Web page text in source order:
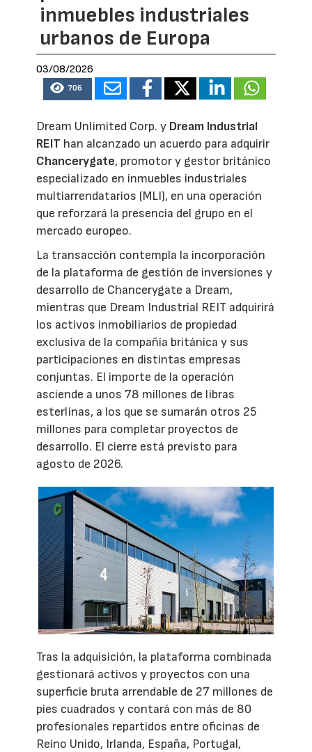
inmuebles industriales
urbanos de Europa
03/08/2026
706
Dream Unlimited Corp. y Dream Industrial
REIT han alcanzado un acuerdo para adquirir
Chancerygate, promotor y gestor británico
especializado en inmuebles industriales
multiarrendatarios (MLI), en una operación
que reforzará la presencia del grupo en el
mercado europeo.
La transacción contempla la incorporación
de la plataforma de gestión de inversiones y
desarrollo de Chancerygate a Dream,
mientras que Dream Industrial REIT adquirirá
los activos inmobiliarios de propiedad
exclusiva de la compañía británica y sus
participaciones en distintas empresas
conjuntas. El importe de la operación
asciende a unos 78 millones de libras
esterlinas, a los que se sumarán otros 25
millones para completar proyectos de
desarrollo. El cierre está previsto para
agosto de 2026.
Tras la adquisición, la plataforma combinada
gestionará activos y proyectos con una
superficie bruta arrendable de 27 millones de
pies cuadrados y contará con más de 80
profesionales repartidos entre oficinas de
Reino Unido, Irlanda, España, Portugal,